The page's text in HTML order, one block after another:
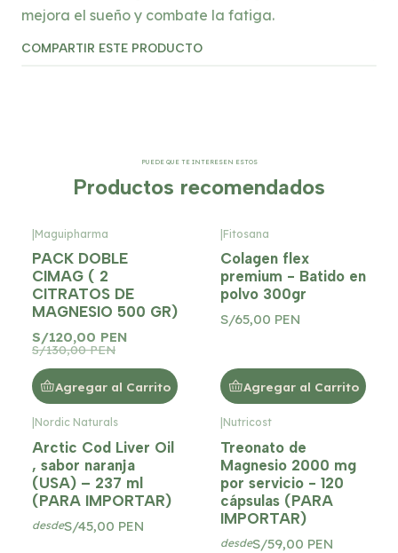
mejora el sueño y combate la fatiga.
COMPARTIR ESTE PRODUCTO
PUEDE QUE TE INTERESEN ESTOS
Productos recomendados
Maguipharma
PACK DOBLE
CIMAG ( 2
CITRATOS DE
MAGNESIO 500 GR)
S/120,00 PEN
S/130,00 PEN
Agregar al Carrito
Fitosana
Colagen flex
premium - Batido en
polvo 300gr
S/65,00 PEN
Agregar al Carrito
Nordic Naturals
Arctic Cod Liver Oil
, sabor naranja
(USA) – 237 ml
(PARA IMPORTAR)
desdeS/45,00 PEN
Nutricost
Treonato de
Magnesio 2000 mg
por servicio - 120
cápsulas (PARA
IMPORTAR)
desdeS/59,00 PEN